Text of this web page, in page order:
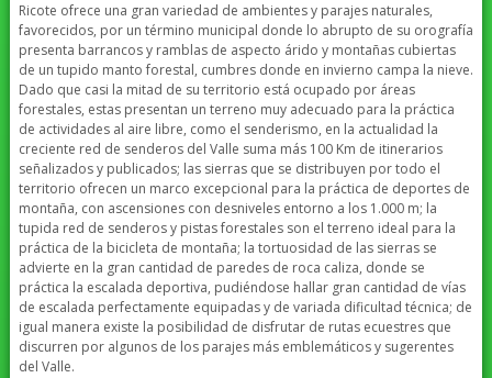
Ricote ofrece una gran variedad de ambientes y parajes naturales,
favorecidos, por un término municipal donde lo abrupto de su orografía
presenta barrancos y ramblas de aspecto árido y montañas cubiertas
de un tupido manto forestal, cumbres donde en invierno campa la nieve.
Dado que casi la mitad de su territorio está ocupado por áreas
forestales, estas presentan un terreno muy adecuado para la práctica
de actividades al aire libre, como el senderismo, en la actualidad la
creciente red de senderos del Valle suma más 100 Km de itinerarios
señalizados y publicados; las sierras que se distribuyen por todo el
territorio ofrecen un marco excepcional para la práctica de deportes de
montaña, con ascensiones con desniveles entorno a los 1.000 m; la
tupida red de senderos y pistas forestales son el terreno ideal para la
práctica de la bicicleta de montaña; la tortuosidad de las sierras se
advierte en la gran cantidad de paredes de roca caliza, donde se
práctica la escalada deportiva, pudiéndose hallar gran cantidad de vías
de escalada perfectamente equipadas y de variada dificultad técnica; de
igual manera existe la posibilidad de disfrutar de rutas ecuestres que
discurren por algunos de los parajes más emblemáticos y sugerentes
del Valle.